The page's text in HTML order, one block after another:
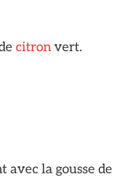
citronvert.
avec la gousse de